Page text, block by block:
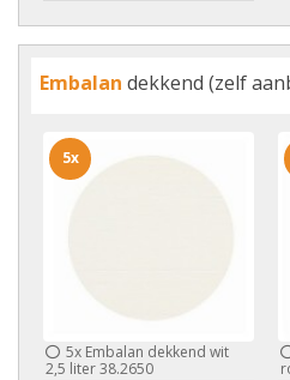
Embalan dekkend (zelf
5x Embalan dekkend wit
2,5 liter 38.2650
5x